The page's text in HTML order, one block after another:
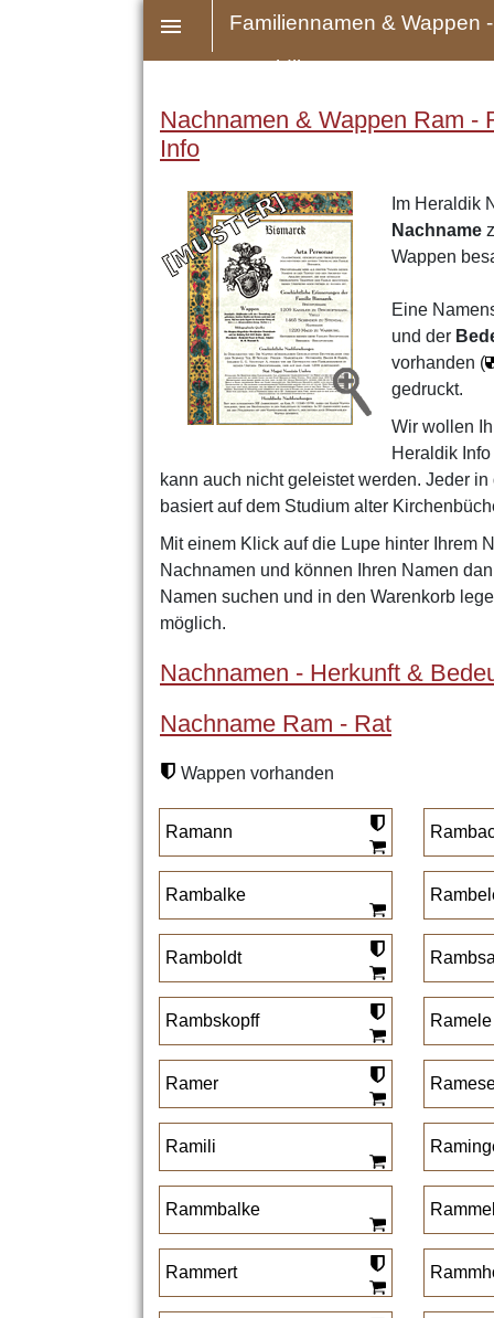
Familiennamen & Wappen -
Heraldik
Nachnamen & Wappen Ram -
Info
Im Heraldik
Nachname
Wappen
Eine
und der
vorhanden (
gedruckt.
Wir wollen
Heraldik
kann auch nicht geleistet werden. Jeder
basiert auf dem Studium alter
Mit einem Klick auf die Lupe hinter Ihrem
Nachnamen und können Ihren Namen
Namen suchen und in den Warenkorb
möglich.
Nachnamen - Herkunft &
Nachname Ram - Rat
Wappen vorhanden
Ramann
Rambalke
Ramboldt
Rambskopff Ramele
Ramer
Ramili
Rammbalke
Rammert